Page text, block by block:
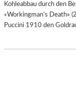
Kohleabbau durch den
«Workingman’s Death»
Puccini 1910 den